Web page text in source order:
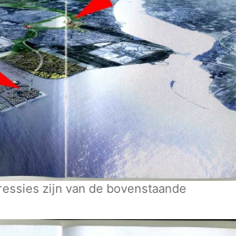
zijn van de bovenstaande